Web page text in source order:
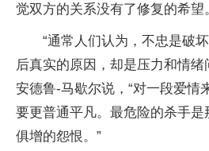
觉双方的关系没有了修复的希望
“通常人们认为，不忠是破
后真实的原因，却是压力和情绪
安德鲁-马歇尔说，“对一段爱情
要更普通平凡。最危险的杀手是
俱增的怨恨。”